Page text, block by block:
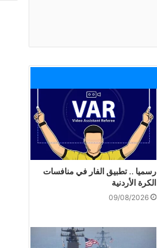
رسميا .. تطبيق الفار في منافسات
الكرة الأردنية
09/08/2026